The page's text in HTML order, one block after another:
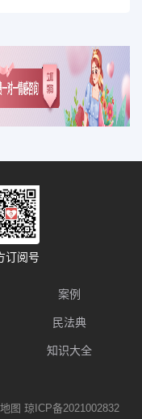
订阅号
案例
民法典
知识大全
图 琼ICP备2021002832